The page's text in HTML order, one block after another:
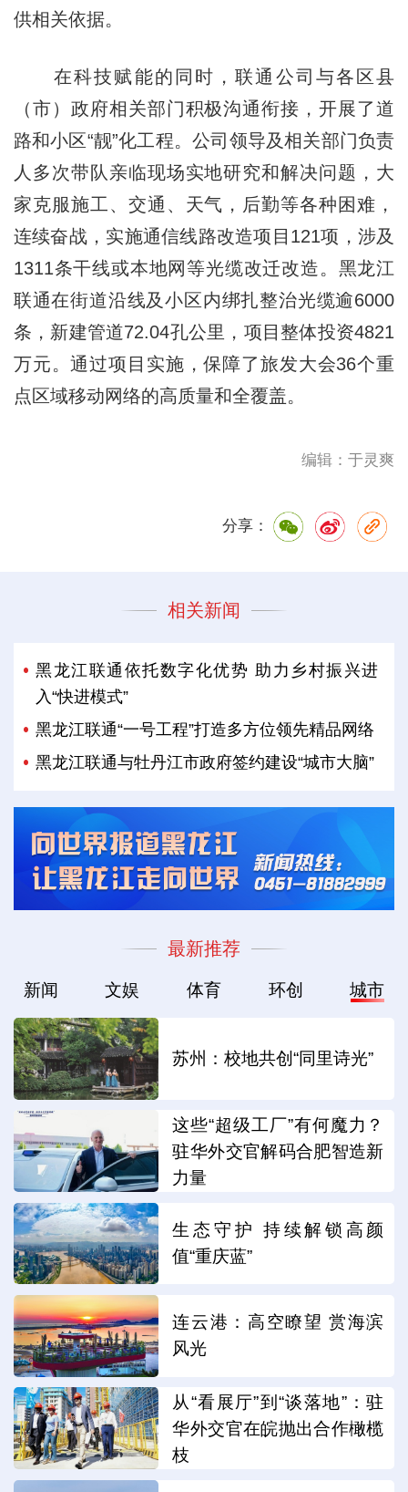
供相关依据。
在科技赋能的同时，联通公司与各区县
（市）政府相关部门积极沟通衔接，开展了道
路和小区“靓”化工程。公司领导及相关部门负责
人多次带队亲临现场实地研究和解决问题，大
家克服施工、交通、天气，后勤等各种困难，
连续奋战，实施通信线路改造项目121项，涉及
1311条干线或本地网等光缆改迁改造。黑龙江
联通在街道沿线及小区内绑扎整治光缆逾6000
条，新建管道72.04孔公里，项目整体投资4821
万元。通过项目实施，保障了旅发大会36个重
点区域移动网络的高质量和全覆盖。
编辑：于灵爽
分享：
相关新闻
黑龙江联通依托数字化优势 助力乡村振兴进
入“快进模式”
黑龙江联通“一号工程”打造多方位领先精品网络
黑龙江联通与牡丹江市政府签约建设“城市大脑”
最新推荐
新闻 文娱 体育 环创 城市
苏州：校地共创“同里诗光”
这些“超级工厂”有何魔力？
驻华外交官解码合肥智造新
力量
生态守护 持续解锁高颜
值“重庆蓝”
连云港：高空瞭望 赏海滨
风光
从“看展厅”到“谈落地”：驻
华外交官在皖抛出合作橄榄
枝